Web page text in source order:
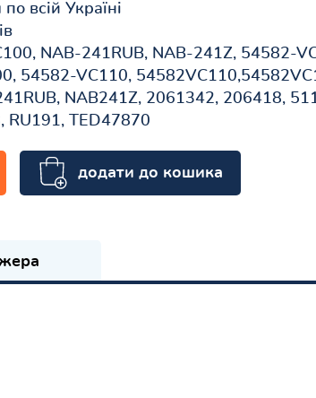
всій Україні
NAB-241RUB, NAB-241Z, 54582-
54582-VC110,
NAB241Z, 2061342, 206418,
RU191, TED47870
додати до кошика